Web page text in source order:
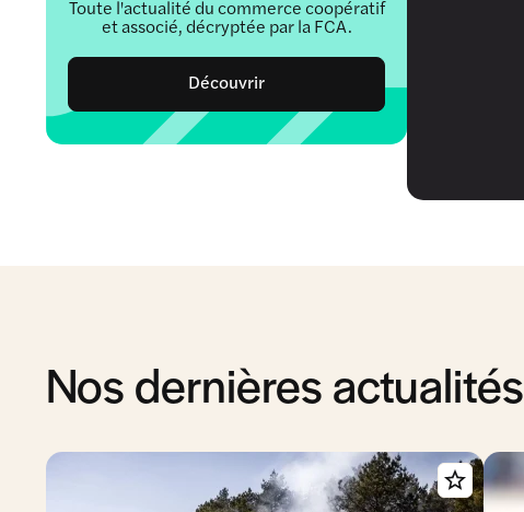
Toute l'actualité du commerce coopératif
et associé, décryptée par la FCA.
Découvrir
Nos dernières actualités